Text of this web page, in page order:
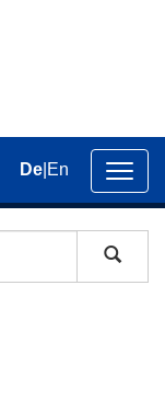
der
De En